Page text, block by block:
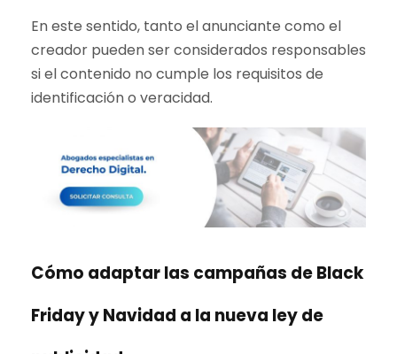
En este sentido, tanto el anunciante como el
creador pueden ser considerados responsables
si el contenido no cumple los requisitos de
identificación o veracidad.
Cómo adaptar las campañas de Black
Friday y Navidad a la nueva ley de